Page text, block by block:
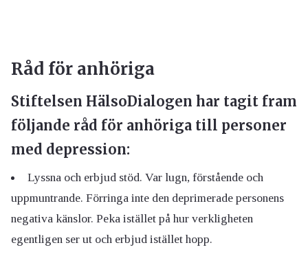
Råd för anhöriga
Stiftelsen HälsoDialogen har tagit fram
följande råd för anhöriga till personer
med depression:
Lyssna och erbjud stöd. Var lugn, förstående och
uppmuntrande. Förringa inte den deprimerade personens
negativa känslor. Peka istället på hur verkligheten
egentligen ser ut och erbjud istället hopp.